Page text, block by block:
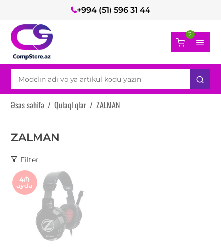
+994 (51) 596 31 44
2
Əsas səhifə / Qulaqlıqlar / ZALMAN
ZALMAN
Filter
4₼
ayda